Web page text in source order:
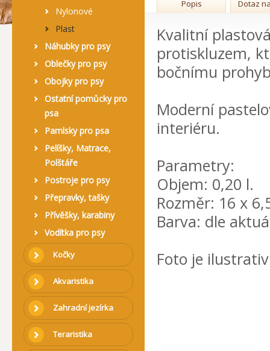
Nylonové
Plast
Náhubky pro psy
Oblečky pro psy
Obojky pro psy
Ostatní pomůcky pro
psa
Pamlsky pro psa
Pelíšky, Matrace,
Polštáře
Postroje pro psy
Přepravky, tašky
Přívěšky, karabiny
Vodítka pro psy
Kočky
Akvaristika
Zahradní jezírka
Teraristika
Popis Dotaz
Kvalitní
protiskluzem,
bočnímu
Moderní
interiéru.
Parametry:
Objem: 0,20 l.
Rozměr: 16 x
Barva: dle
Foto je